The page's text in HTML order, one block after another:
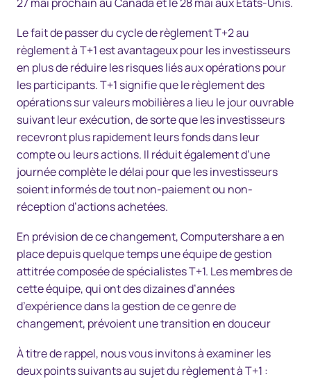
Le fait de passer du cycle de règlement T+2 au
règlement à T+1 est avantageux pour les investisseurs
en plus de réduire les risques liés aux opérations pour
les participants. T+1 signifie que le règlement des
opérations sur valeurs mobilières a lieu le jour ouvrable
suivant leur exécution, de sorte que les investisseurs
recevront plus rapidement leurs fonds dans leur
compte ou leurs actions. Il réduit également d’une
journée complète le délai pour que les investisseurs
soient informés de toutnon-paiementou non-
réception d’actions achetées.
En prévision de ce changement, Computershare a en
place depuis quelque temps une équipe de gestion
attitrée composée de spécialistes T+1. Les membres de
cette équipe, qui ont des dizaines d’années
d’expérience dans la gestion de ce genre de
changement, prévoient une transition en douceur
À titre de rappel, nous vous invitons à examiner les
deux points suivants au sujet du règlement à T+1 :